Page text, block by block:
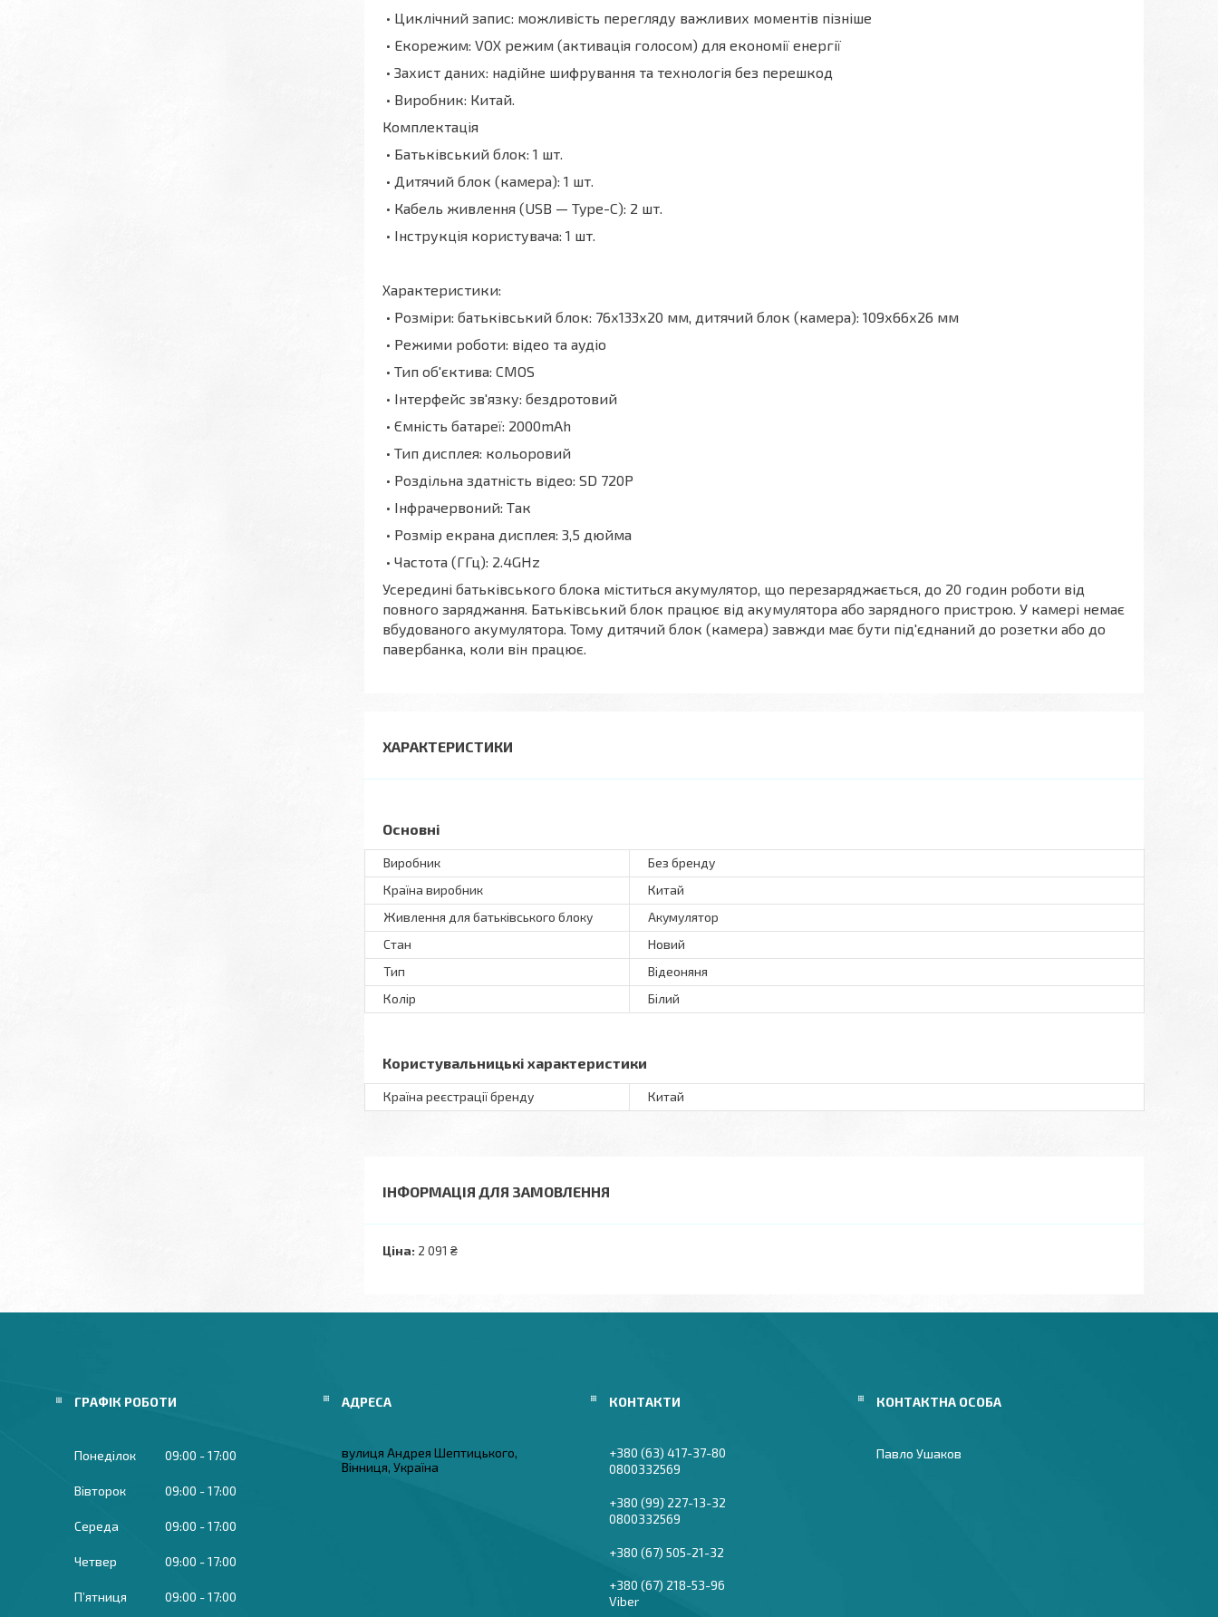
• Циклічний запис: можливість перегляду важливих моментів пізніше
• Екорежим: VOX режим (активація голосом) для економії енергії
• Захист даних: надійне шифрування та технологія без перешкод
• Виробник: Китай.
Комплектація
• Батьківський блок: 1 шт.
• Дитячий блок (камера): 1 шт.
• Кабель живлення (USB — Type-C): 2 шт.
• Інструкція користувача: 1 шт.
Характеристики:
• Розміри: батьківський блок: 76х133х20 мм, дитячий блок (камера): 109х66х26 мм
• Режими роботи: відео та аудіо
• Тип об'єктива: CMOS
• Інтерфейс зв'язку: бездротовий
• Ємність батареї: 2000mAh
• Тип дисплея: кольоровий
• Роздільна здатність відео: SD 720P
• Інфрачервоний: Так
• Розмір екрана дисплея: 3,5 дюйма
• Частота (ГГц): 2.4GHz
Усередині батьківського блока міститься акумулятор, що перезаряджається, до 20 годин роботи від
повного заряджання. Батьківський блок працює від акумулятора або зарядного пристрою. У камері немає
вбудованого акумулятора. Тому дитячий блок (камера) завжди має бути під'єднаний до розетки або до
павербанка, коли він працює.
ХАРАКТЕРИСТИКИ
Основні
Виробник
Без бренду
Країна виробник
Китай
Живлення для батьківського блоку
Акумулятор
Стан
Новий
Тип
Відеоняня
Колір
Білий
Користувальницькі характеристики
Країна реєстрації бренду Китай
ІНФОРМАЦІЯ ДЛЯ ЗАМОВЛЕННЯ
Ціна: 2 091 ₴
ГРАФІК РОБОТИ
Понеділок 09:00 17:00
Вівторок 09:00 17:00
Середа 09:00 17:00
Четвер 09:00 17:00
Пʼятниця 09:00 17:00
вулиця Андрея Шептицького,
Вінниця, Україна
+380 (63) 417-37-80
0800332569
+380 (99) 227-13-32
0800332569
+380 (67) 505-21-32
+380 (67) 218-53-96
Viber
Павло Ушаков